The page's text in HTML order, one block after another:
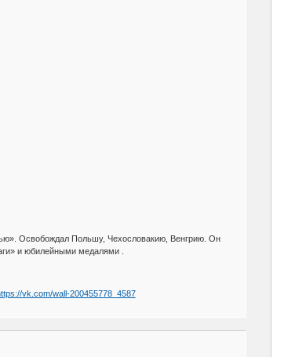
Освобождал Польшу, Чехословакию, Венгрию. Он
и юбилейными медалями .
vk.com/wall-200455778_4587